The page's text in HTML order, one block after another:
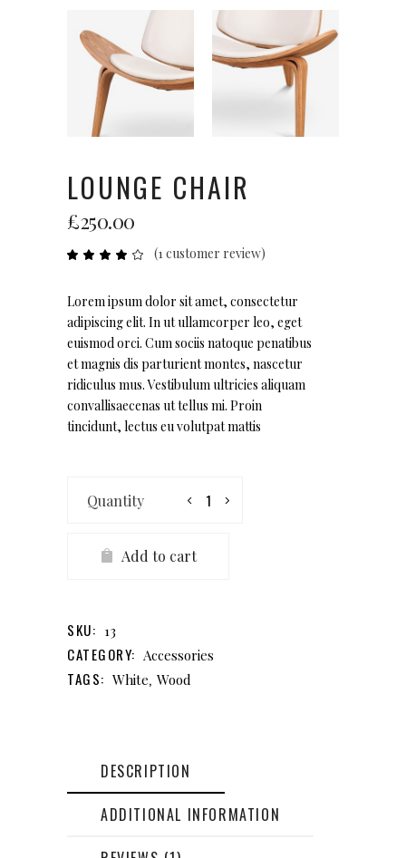
LOUNGE CHAIR
£250.00
Rated
based
on
1
customer
rating
(1customer review)
Lorem ipsum dolor sit amet, consectetur
adipiscing elit. In ut ullamcorper leo, eget
euismod orci. Cum sociis natoque penatibus
et magnis dis parturient montes, nascetur
ridiculus mus. Vestibulum ultricies aliquam
convallisaecenas ut tellus mi. Proin
tincidunt, lectus eu volutpat mattis
Chair
Add to cart
SKU: 13
CATEGORY: Accessories
TAGS: White, Wood
DESCRIPTION
ADDITIONAL INFORMATION